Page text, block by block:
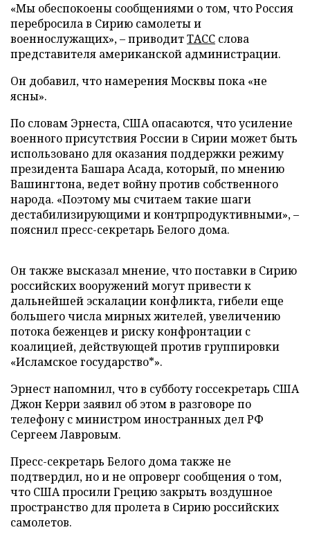
«Мы обеспокоены сообщениями о том, что Россия
перебросила в Сирию самолеты и
военнослужащих», – приводитТАСС слова
представителя американской администрации.
Он добавил, что намерения Москвы пока «не
ясны».
По словам Эрнеста, США опасаются, что усиление
военного присутствия России в Сирии может быть
использовано для оказания поддержки режиму
президента Башара Асада, который, по мнению
Вашингтона, ведет войну против собственного
народа. «Поэтому мы считаем такие шаги
дестабилизирующими и контрпродуктивными», –
пояснил пресс-секретарь Белого дома.
Он также высказал мнение, что поставки в Сирию
российских вооружений могут привести к
дальнейшей эскалации конфликта, гибели еще
большего числа мирных жителей, увеличению
потока беженцев и риску конфронтации с
коалицией, действующей против группировки
«Исламское государство*».
Эрнест напомнил, что в субботу госсекретарь США
Джон Керри заявил об этом в разговоре по
телефону с министром иностранных дел РФ
Сергеем Лавровым.
Пресс-секретарь Белого дома также не
подтвердил, но и не опроверг сообщения о том,
что США просили Грецию закрыть воздушное
пространство для пролета в Сирию российских
самолетов.